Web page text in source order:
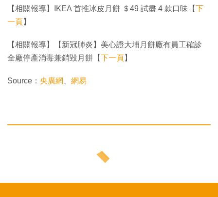
【相關報導】IKEA 首推冰皮月餅 ＄49 試盡 4 款口味【下
一頁】
【相關報導】【新冠肺炎】美心證大埔月餅廠有員工確診
全廠停產消毒兼銷毀月餅【下一頁】
Source： 央廣網 網易